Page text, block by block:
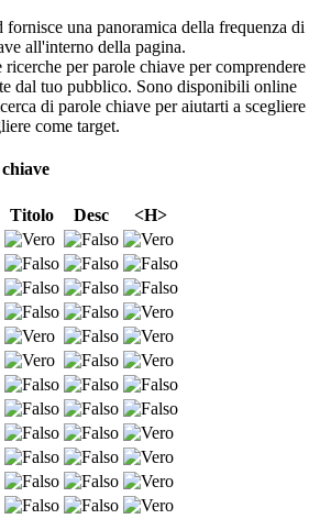
una panoramica della frequenza di
all'interno della pagina.
per parole chiave per comprendere
dal tuo pubblico. Sono disponibili online
di parole chiave per aiutarti a scegliere
come target.
Titolo Desc
<H>